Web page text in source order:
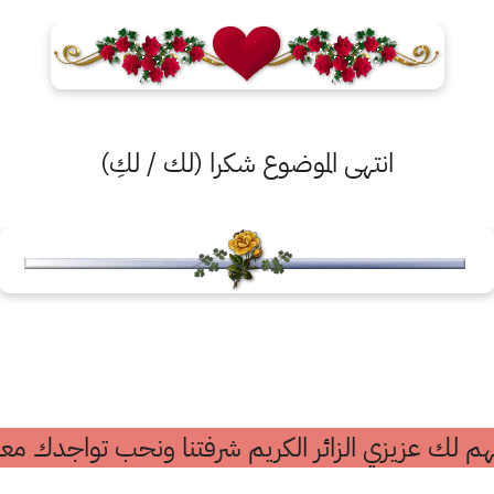
انتهى الموضوع شكرا (لك / لكِ)
لك عزيزي الزائر الكريم شرفتنا ونحب تواجدك